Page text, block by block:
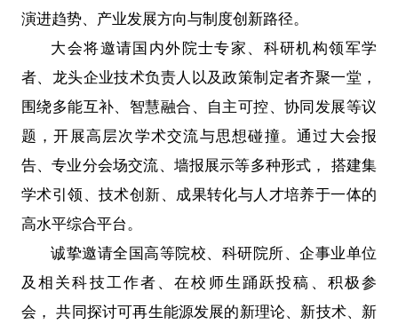
演进趋势、产业发展方向与制度创新路径。
大会将邀请国内外院士专家、科研机构领军学
者、龙头企业技术负责人以及政策制定者齐聚一堂，
围绕多能互补、智慧融合、自主可控、协同发展等议
题，开展高层次学术交流与思想碰撞。通过大会报
告、专业分会场交流、墙报展示等多种形式， 搭建集
学术引领、技术创新、成果转化与人才培养于一体的
高水平综合平台。
诚挚邀请全国高等院校、科研院所、企事业单位
及相关科技工作者、在校师生踊跃投稿、积极参
会， 共同探讨可再生能源发展的新理论、新技术、新